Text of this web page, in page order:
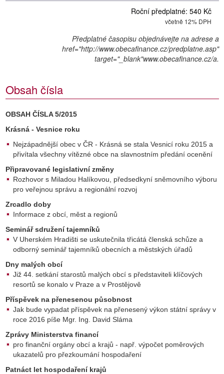
Roční předplatné: 540 Kč
včetně 12% DPH
Předplatné časopisu objednávejte na adrese a
href="http://www.obecafinance.cz/predplatne.asp"
target="_blank"www.obecafinance.cz/a.
Obsah čísla
OBSAH ČÍSLA 5/2015
Krásná - Vesnice roku
Nejzápadnější obec v ČR - Krásná se stala Vesnicí roku 2015 a
přivítala všechny vítězné obce na slavnostním předání ocenění
Připravované legislativní změny
Rozhovor s Miladou Halíkovou, předsedkyní sněmovního výboru
pro veřejnou správu a regionální rozvoj
Zrcadlo doby
Informace z obcí, měst a regionů
Seminář sdružení tajemníků
V Uherském Hradišti se uskutečnila třicátá členská schůze a
odborný seminář tajemníků obecních a městských úřadů
Dny malých obcí
Již 44. setkání starostů malých obcí s představiteli klíčových
resortů se konalo v Praze a v Prostějově
Příspěvek na přenesenou působnost
Jak bude vypadat příspěvek na přenesený výkon státní správy v
roce 2016 píše Mgr. Ing. David Sláma
Zprávy Ministerstva financí
pro finanční orgány obcí a krajů - např. výpočet poměrových
ukazatelů pro přezkoumání hospodaření
Patnáct let hospodaření krajů